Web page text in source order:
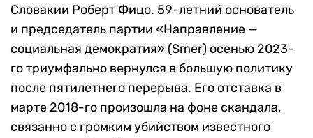
Словакии Роберт Фицо. 59-летний основатель
и председатель партии «Направление —
социальная демократия» (Smer) осенью 2023-
го триумфально вернулся в большую политику
после пятилетнего перерыва. Его отставка в
марте 2018-го произошла на фоне скандала,
связанно с громким убийством известного